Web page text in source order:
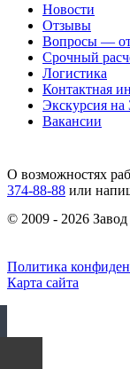
Новости
Отзывы
Вопросы —
Срочный
Логистика
Контактная
Экскурсия
Вакансии
О возможностях
374-88-88 или
© 2009 - 2026
Политика
Карта сайта